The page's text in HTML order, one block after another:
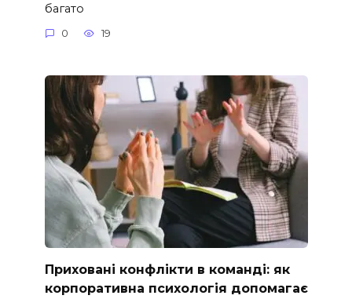
багато
0 19
Приховані конфлікти в команді: як
корпоративна психологія допомагає